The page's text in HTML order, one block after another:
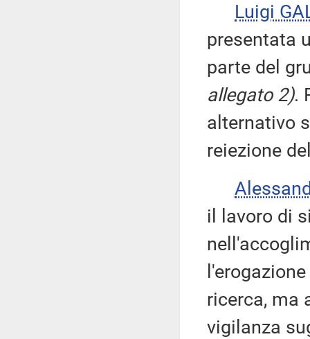
Luigi
presentata
parte del
allegato 2).
alternativo
reiezione
il lavoro di
ricerca, ma
vigilanza